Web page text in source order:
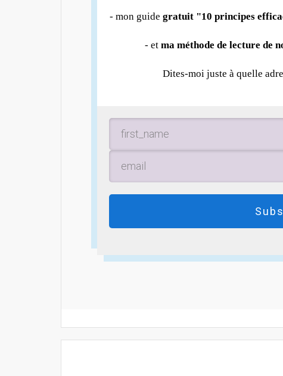
- mon guide gratuit "10 principes
- et ma méthode de lecture de
Dites-moi juste à quelle